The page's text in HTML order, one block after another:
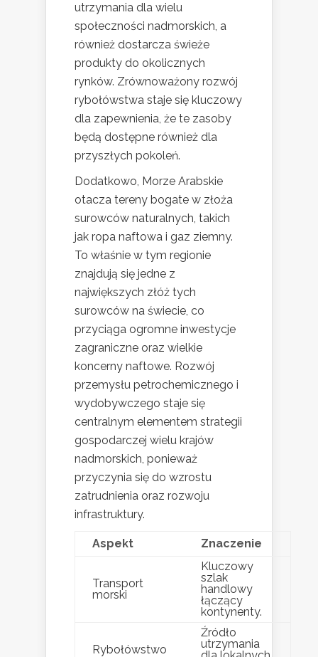
utrzymania dla wielu
społeczności nadmorskich, a
również dostarcza świeże
produkty do okolicznych
rynków. Zrównoważony rozwój
rybołówstwa staje się kluczowy
dla zapewnienia, że te zasoby
będą dostępne również dla
przyszłych pokoleń.
Dodatkowo, Morze Arabskie
otacza tereny bogate w złoża
surowców naturalnych, takich
jak ropa naftowa i gaz ziemny.
To właśnie w tym regionie
znajdują się jedne z
największych złóż tych
surowców na świecie, co
przyciąga ogromne inwestycje
zagraniczne oraz wielkie
koncerny naftowe. Rozwój
przemysłu petrochemicznego i
wydobywczego staje się
centralnym elementem strategii
gospodarczej wielu krajów
nadmorskich, ponieważ
przyczynia się do wzrostu
zatrudnienia oraz rozwoju
infrastruktury.
Aspekt Znaczenie
Transport
morski
Kluczowy
szlak
handlowy
łączący
kontynenty.
Rybołówstwo
Źródło
utrzymania